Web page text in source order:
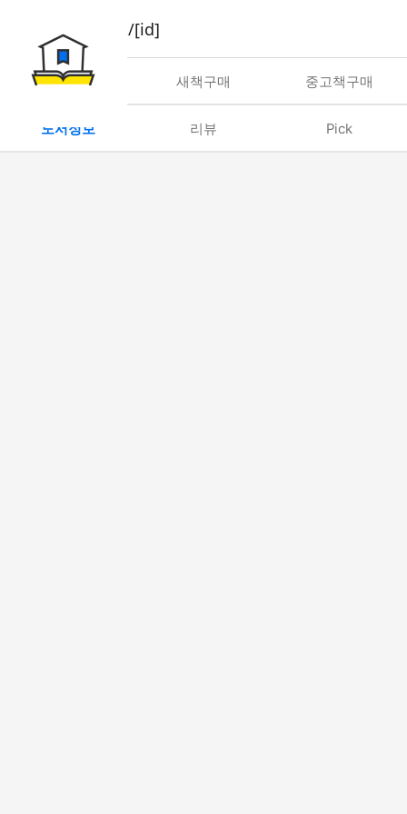
book/rent/[id]
대여 새책구매 중고책구매
도서정보 리뷰 Pick